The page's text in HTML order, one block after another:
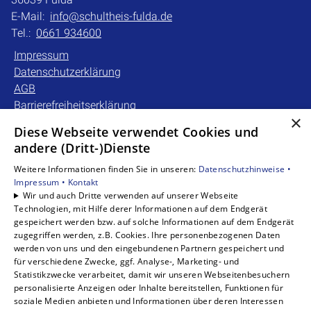
E-Mail: info@schultheis-fulda.de
Tel.: 0661 934600
Impressum
Datenschutzerklärung
AGB
Barrierefreiheitserklärung
Unsere Bereiche
Gewerbekunden
Karriere
Unternehmen
Kontakt
×
Diese Webseite verwendet Cookies und
andere (Dritt-)Dienste
Weitere Informationen finden Sie in unseren: Datenschutzhinweise •
Impressum • Kontakt
Wir und auch Dritte verwenden auf unserer Webseite
Technologien, mit Hilfe derer Informationen auf dem Endgerät
gespeichert werden bzw. auf solche Informationen auf dem Endgerät
zugegriffen werden, z.B. Cookies. Ihre personenbezogenen Daten
werden von uns und den eingebundenen Partnern gespeichert und
für verschiedene Zwecke, ggf. Analyse-, Marketing- und
Statistikzwecke verarbeitet, damit wir unseren Webseitenbesuchern
personalisierte Anzeigen oder Inhalte bereitstellen, Funktionen für
soziale Medien anbieten und Informationen über deren Interessen